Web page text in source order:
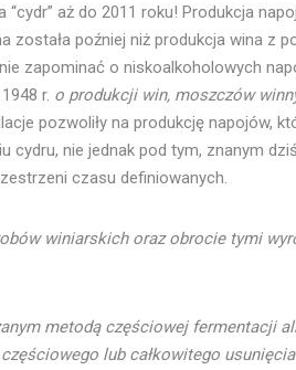
aż do 2011 roku! Produkcja
poźniej niż produkcja wina z
zapominać o niskoalkoholowych
r. o produkcji win, moszczów
pozwoliły na produkcję napojów,
cydru, nie jednak pod tym, znanym
czasu definiowanych.
winiarskich oraz obrocie tymi
metodą częściowej fermentacji
lub całkowitego